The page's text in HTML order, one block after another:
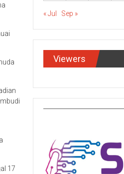
17
« Jul Sep »
Viewers